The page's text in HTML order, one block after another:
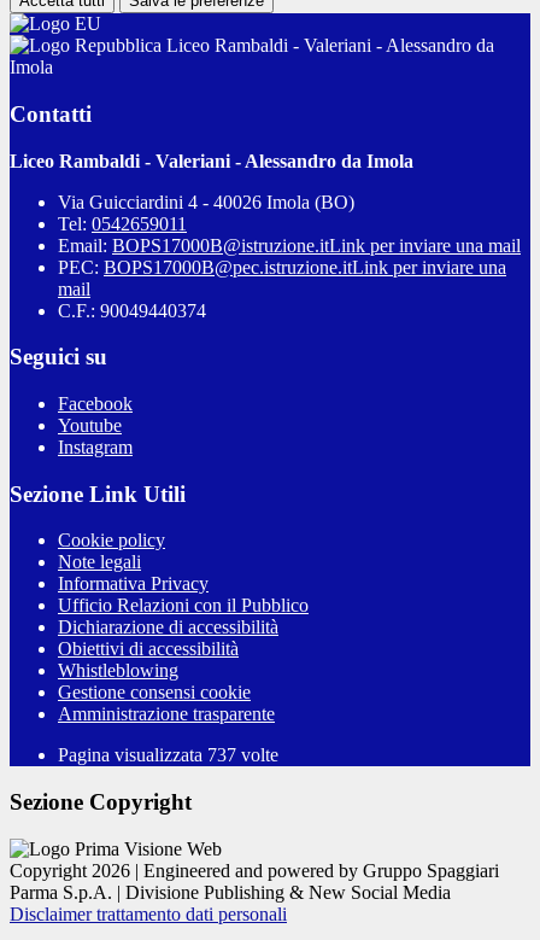
Liceo Rambaldi - Valeriani - Alessandro da
Imola
Contatti
Liceo Rambaldi - Valeriani - Alessandro da Imola
Via Guicciardini 4 - 40026 Imola (BO)
Tel: 0542659011
Email: BOPS17000B@istruzione.itLink per inviare una mail
PEC: BOPS17000B@pec.istruzione.itLink per inviare una
mail
C.F.: 90049440374
Seguici su
Facebook
Youtube
Instagram
Sezione Link Utili
Cookie policy
Note legali
Informativa Privacy
Ufficio Relazioni con il Pubblico
Dichiarazione di accessibilità
Obiettivi di accessibilità
Whistleblowing
Gestione consensi cookie
Amministrazione trasparente
Pagina visualizzata 737 volte
Sezione Copyright
Copyright 2026 | Engineered and powered by Gruppo Spaggiari
Parma S.p.A. | Divisione Publishing & New Social Media
Disclaimer trattamento dati personali